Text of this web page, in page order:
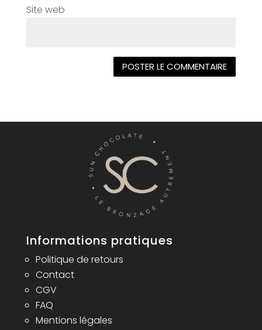
Site web
Informations pratiques
Politique de retours
Contact
CGV
FAQ
Mentions légales